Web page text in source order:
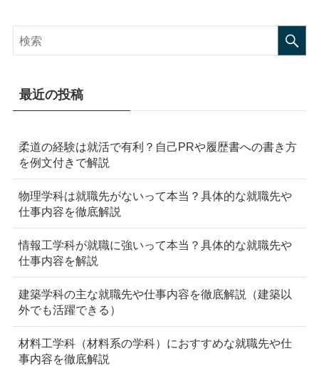
最近の投稿
柔道の経験は就活で有利？自己PRや履歴書への書き方
を例文付きで解説
物理学科は就職先がないって本当？具体的な就職先や
仕事内容を徹底解説
情報工学科が就職に強いって本当？具体的な就職先や
仕事内容を解説
建築学科の主な就職先や仕事内容を徹底解説（建築以
外でも活躍できる）
材料工学科（材料系の学科）におすすめな就職先や仕
事内容を徹底解説